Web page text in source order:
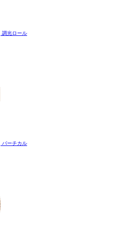
調光ロール
バーチカル